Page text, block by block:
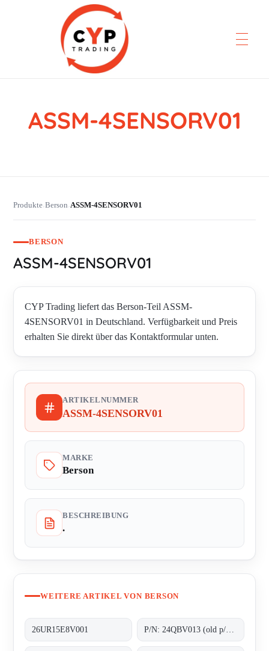
CYP Trading
Professionelle Ersatzteilbeschaffung
ASSM-4SENSORV01
Produkte›Berson›ASSM-4SENSORV01
BERSON
ASSM-4SENSORV01
CYP Trading liefert das Berson-Teil ASSM-
4SENSORV01 in Deutschland. Verfügbarkeit und Preis
erhalten Sie direkt über das Kontaktformular unten.
ARTIKELNUMMER
ASSM-4SENSORV01
MARKE
Berson
BESCHREIBUNG
.
WEITERE ARTIKEL VON BERSON
26UR15E8V001